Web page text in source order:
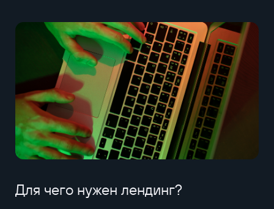
Для чего нужен лендинг?